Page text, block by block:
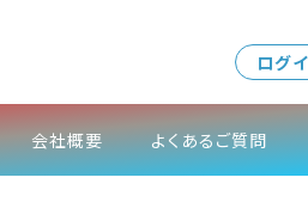
ログ
会社概要 よくあるご質問